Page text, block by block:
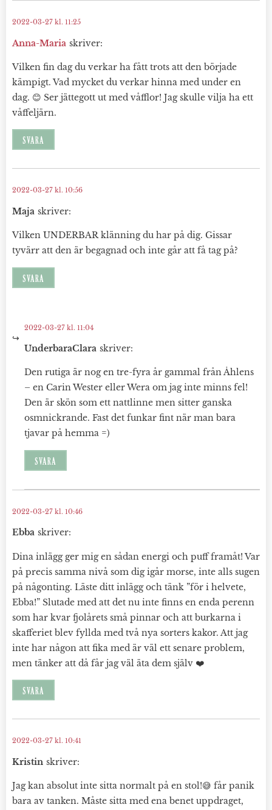
Anna-Maria skriver:
2022-03-27 kl. 11:25
Vilken fin dag du verkar ha fått trots att den började
kämpigt. Vad mycket du verkar hinna med under en
dag. 😊 Ser jättegott ut med våfflor! Jag skulle vilja ha ett
våffeljärn.
SVARA
Maja skriver:
2022-03-27 kl. 10:56
Vilken UNDERBAR klänning du har på dig. Gissar
tyvärr att den är begagnad och inte går att få tag på?
SVARA
UnderbaraClara skriver:
2022-03-27 kl. 11:04
Den rutiga är nog en tre-fyra år gammal från Åhlens
– en Carin Wester eller Wera om jag inte minns fel!
Den är skön som ett nattlinne men sitter ganska
osmnickrande. Fast det funkar fint när man bara
tjavar på hemma =)
SVARA
Ebba skriver:
2022-03-27 kl. 10:46
Dina inlägg ger mig en sådan energi och puff framåt! Var
på precis samma nivå som dig igår morse, inte alls sugen
på någonting. Läste ditt inlägg och tänk ”för i helvete,
Ebba!” Slutade med att det nu inte finns en enda perenn
som har kvar fjolårets små pinnar och att burkarna i
skafferiet blev fyllda med två nya sorters kakor. Att jag
inte har någon att fika med är väl ett senare problem,
men tänker att då får jag väl äta dem själv ❤️
SVARA
Kristin skriver:
2022-03-27 kl. 10:41
Jag kan absolut inte sitta normalt på en stol!😅 får panik
bara av tanken. Måste sitta med ena benet uppdraget,